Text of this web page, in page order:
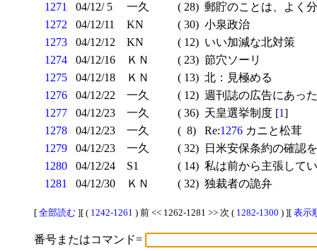
1271
04/12/ 5 一久 ( 28) 郵貯のことは、よく
1272
04/12/11 KN ( 30) 小泉政治
1273
04/12/12 KN ( 12) いい加減な北対策
1274
04/12/16 ＫＮ ( 23) 節穴ソーリ
1275
04/12/18 ＫＮ ( 13) 北：見極める
1276
04/12/22 一久 ( 12) 週刊誌の広告にあっ
1277
04/12/23 一久 ( 36) 天皇選挙制度 [1]
1278
04/12/23 一久 ( 8) Re:1276 カニと松茸
1279
04/12/23 一久 ( 32)
日米安保条約の確認を
1280
04/12/24 S1 ( 14) 私は前から主張して
1281
04/12/30 ＫＮ ( 32) 独裁者の詭弁
[ 全部読む ][ ( 1242-1261 ) 前 << 1262-1281 >> 次 ( 1282-1300 ) ][ 表示
番号またはコマンド=